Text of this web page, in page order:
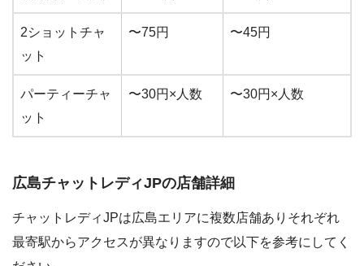
ト）
ト）
2ショットチャ
ット
〜75円 〜45円
パーティーチャ
ット
〜30円×人数 〜30円×人数
広島チャットレディJPの店舗詳細
チャットレディJPは広島エリアに複数店舗ありそれぞれ
最寄駅からアクセスが異なりますので以下を参考にしてく